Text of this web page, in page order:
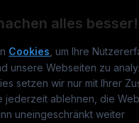
alles besser!
Cookies , um Ihre
unsere Webseiten zu
setzen wir nur mit Ihrer
jederzeit ablehnen, die
uneingeschränkt weiter
Karriereportal.